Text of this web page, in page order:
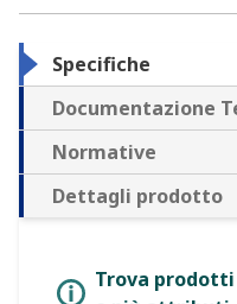
Specifiche
Documentazione
Normative
Dettagli prodotto
Trova